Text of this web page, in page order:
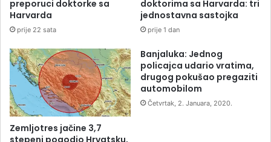
preporuci doktorke sa
Harvarda
prije 22 sata
doktorima sa Harvarda: tri
jednostavna sastojka
prije 1 dan
Zemljotres jačine 3,7
Banjaluka: Jednog
policajca udario vratima,
drugog pokušao pregaziti
automobilom
Četvrtak, 2. Januara, 2020.